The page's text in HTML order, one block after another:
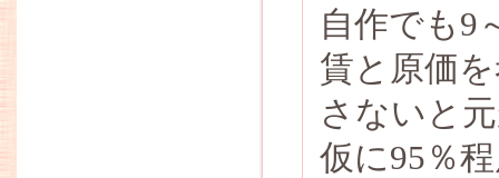
自作でも9
賃と原価
さないと
仮に95％